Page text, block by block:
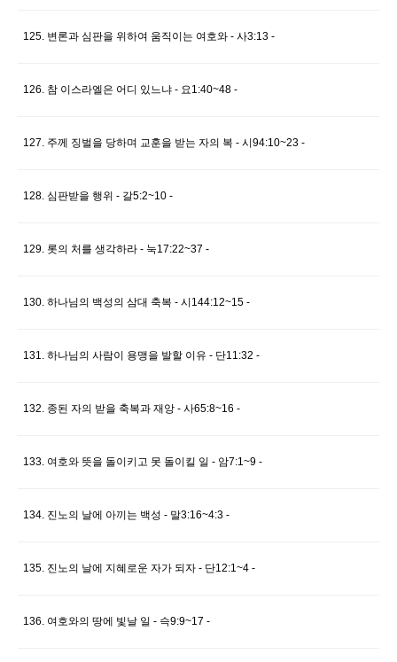
125. 변론과 심판을 위하여 움직이는 여호와 - 사3:13 -
126. 참 이스라엘은 어디 있느냐 - 요1:40~48 -
127. 주께 징벌을 당하며 교훈을 받는 자의 복 - 시94:10~23 -
128. 심판받을 행위 - 갈5:2~10 -
129. 롯의 처를 생각하라 - 눅17:22~37 -
130. 하나님의 백성의 삼대 축복 - 시144:12~15 -
131. 하나님의 사람이 용맹을 발할 이유 - 단11:32 -
132. 종된 자의 받을 축복과 재앙 - 사65:8~16 -
133. 여호와 뜻을 돌이키고 못 돌이킬 일 - 암7:1~9 -
134. 진노의 날에 아끼는 백성 - 말3:16~4:3 -
135. 진노의 날에 지혜로운 자가 되자 - 단12:1~4 -
136. 여호와의 땅에 빛날 일 - 슥9:9~17 -